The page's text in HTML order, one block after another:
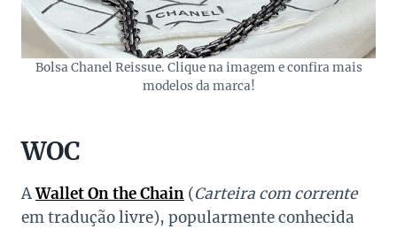
Bolsa Chanel Reissue. Clique na imagem e confira mais
modelos da marca!
WOC
AWallet On the Chain (Carteira com corrente
em tradução livre), popularmente conhecida